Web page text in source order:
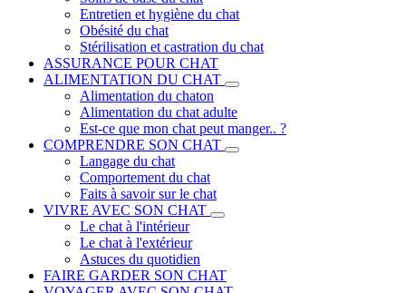
Entretien et hygiène du chat
Obésité du chat
Stérilisation et castration du chat
ASSURANCE POUR CHAT
ALIMENTATION DU CHAT
Alimentation du chaton
Alimentation du chat adulte
Est-ce que mon chat peut manger.. ?
COMPRENDRE SON CHAT
Langage du chat
Comportement du chat
Faits à savoir sur le chat
VIVRE AVEC SON CHAT
Le chat à l'intérieur
Le chat à l'extérieur
Astuces du quotidien
FAIRE GARDER SON CHAT